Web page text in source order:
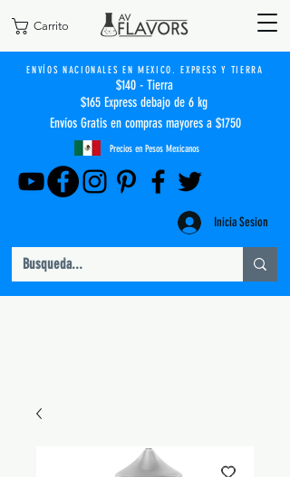
Carrito
ENVÍOS NACIONALES EN MEXICO. EXPRESS Y TIERRA
$140 - Tierra
$165 Express debajo de 6 kg
Envíos Gratis en compras mayores a $1750
Precios en Pesos Mexicanos
Inicia Sesion